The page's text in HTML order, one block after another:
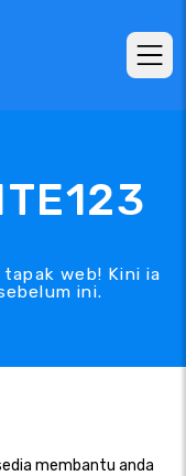
web! Kini ia
ini.
membantu anda